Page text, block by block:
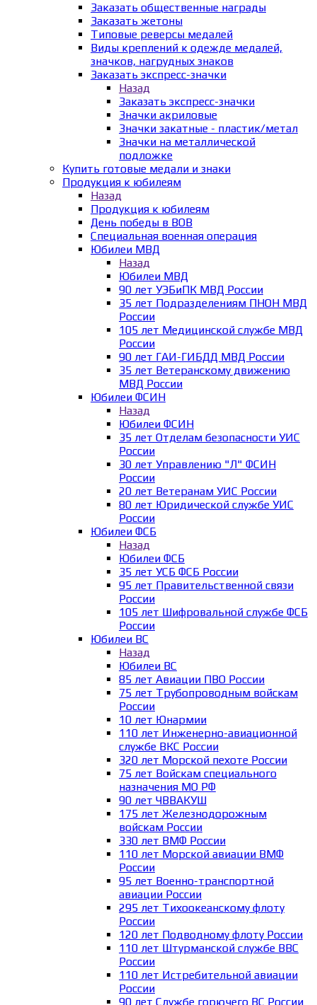
Заказать общественные награды
Заказать жетоны
Типовые реверсы медалей
Виды креплений к одежде медалей,
значков, нагрудных знаков
Заказать экспресс-значки
Назад
Заказать экспресс-значки
Значки акриловые
Значки закатные - пластик/метал
Значки на металлической
подложке
Купить готовые медали и знаки
Продукция к юбилеям
Назад
Продукция к юбилеям
День победы в ВОВ
Специальная военная операция
Юбилеи МВД
Назад
Юбилеи МВД
90 лет УЭБиПК МВД России
35 лет Подразделениям ПНОН МВД
России
105 лет Медицинской службе МВД
России
90 лет ГАИ-ГИБДД МВД России
35 лет Ветеранскому движению
МВД России
Юбилеи ФСИН
Назад
Юбилеи ФСИН
35 лет Отделам безопасности УИС
России
30 лет Управлению "Л" ФСИН
России
20 лет Ветеранам УИС России
80 лет Юридической службе УИС
России
Юбилеи ФСБ
Назад
Юбилеи ФСБ
35 лет УСБ ФСБ России
95 лет Правительственной связи
России
105 лет Шифровальной службе ФСБ
России
Юбилеи ВС
Назад
Юбилеи ВС
85 лет Авиации ПВО России
75 лет Трубопроводным войскам
России
10 лет Юнармии
110 лет Инженерно-авиационной
службе ВКС России
320 лет Морской пехоте России
75 лет Войскам специального
назначения МО РФ
90 лет ЧВВАКУШ
175 лет Железнодорожным
войскам России
330 лет ВМФ России
110 лет Морской авиации ВМФ
России
95 лет Военно-транспортной
авиации России
295 лет Тихоокеанскому флоту
России
120 лет Подводному флоту России
110 лет Штурманской службе ВВС
России
110 лет Истребительной авиации
России
90 лет Службе горючего ВС России